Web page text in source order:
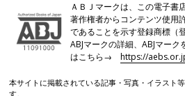
ＡＢＪマークは、この電子書
著作権者からコンテンツ使用
であることを示す登録商標（
ABJマークの詳細、ABJマー
はこちら→https://
本サイトに掲載されている記事・写真・イラスト
す。